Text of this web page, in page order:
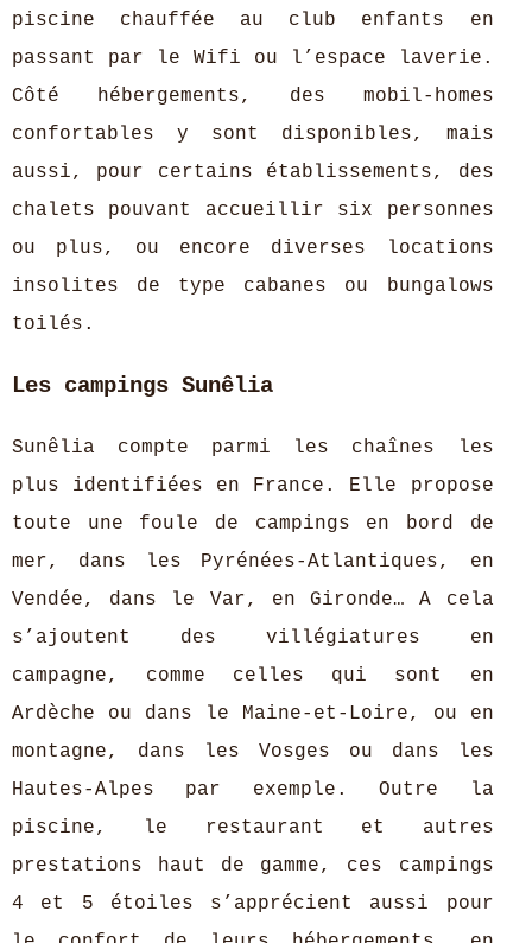
piscine chauffée au club enfants en
passant par le Wifi ou l’espace laverie.
Côté hébergements, des mobil-homes
confortables y sont disponibles, mais
aussi, pour certains établissements, des
chalets pouvant accueillir six personnes
ou plus, ou encore diverses locations
insolites de type cabanes ou bungalows
toilés.
Les campings Sunêlia
Sunêlia compte parmi les chaînes les
plus identifiées en France. Elle propose
toute une foule de campings en bord de
mer, dans les Pyrénées-Atlantiques, en
Vendée, dans le Var, en Gironde… A cela
s’ajoutent des villégiatures en
campagne, comme celles qui sont en
Ardèche ou dans le Maine-et-Loire, ou en
montagne, dans les Vosges ou dans les
Hautes-Alpes par exemple. Outre la
piscine, le restaurant et autres
prestations haut de gamme, ces campings
4 et 5 étoiles s’apprécient aussi pour